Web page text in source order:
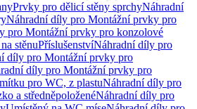
Prvky pro dělicí stěny sprchyNáhradní
Náhradní díly pro Montážní prvky pro
pro Montážní prvky pro konzolové
stěnuPříslušenstvíNáhradní díly pro
díly pro Montážní prvky pro
díly pro Montážní prvky pro
pro WC, z plastuNáhradní díly pro
a středněpoloženéNáhradní díly pro